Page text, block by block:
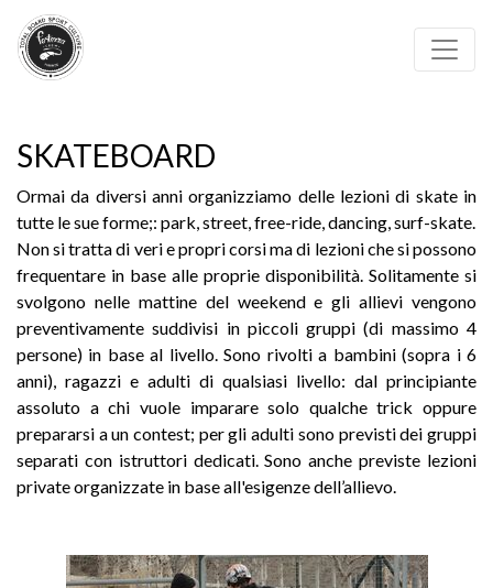
SKATEBOARD
Ormai da diversi anni organizziamo delle lezioni di skate in
tutte le sue forme;: park, street, free-ride, dancing, surf-skate.
Non si tratta di veri e propri corsi ma di lezioni che si possono
frequentare in base alle proprie disponibilità. Solitamente si
svolgono nelle mattine del weekend e gli allievi vengono
preventivamente suddivisi in piccoli gruppi (di massimo 4
persone) in base al livello. Sono rivolti a bambini (sopra i 6
anni), ragazzi e adulti di qualsiasi livello: dal principiante
assoluto a chi vuole imparare solo qualche trick oppure
prepararsi a un contest; per gli adulti sono previsti dei gruppi
separati con istruttori dedicati. Sono anche previste lezioni
private organizzate in base all'esigenze dell’allievo.